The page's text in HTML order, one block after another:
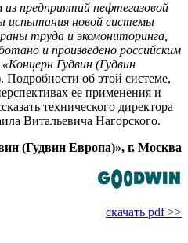
из предприятий нефтегазовой
испытания новой системы
труда и экомониторинга,
и произведено российским
Гудвин (Гудвин
Подробности об этой системе,
ее применения и
технического директора
Витальевича Нагорского.
(Гудвин Европа)», г. Москва
скачать pdf >>